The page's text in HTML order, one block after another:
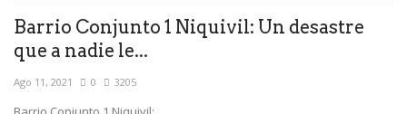
Barrio Conjunto 1 Niquivil: Un desastre
que a nadie le...
Ago 11, 2021 0 3205